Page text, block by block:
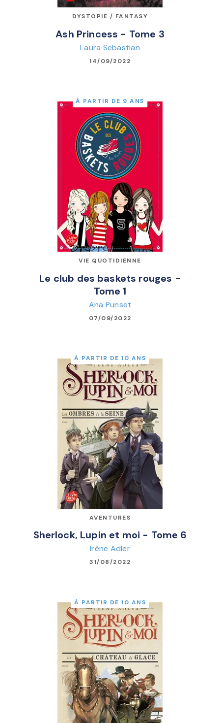
DYSTOPIE / FANTASY
Ash Princess - Tome 3
Laura Sebastian
14/09/2022
À PARTIR DE 9 ANS
VIE QUOTIDIENNE
Le club des baskets rouges -
Tome 1
Ana Punset
07/09/2022
À PARTIR DE 10 ANS
AVENTURES
Sherlock, Lupin et moi - Tome 6
Irène Adler
31/08/2022
À PARTIR DE 10 ANS